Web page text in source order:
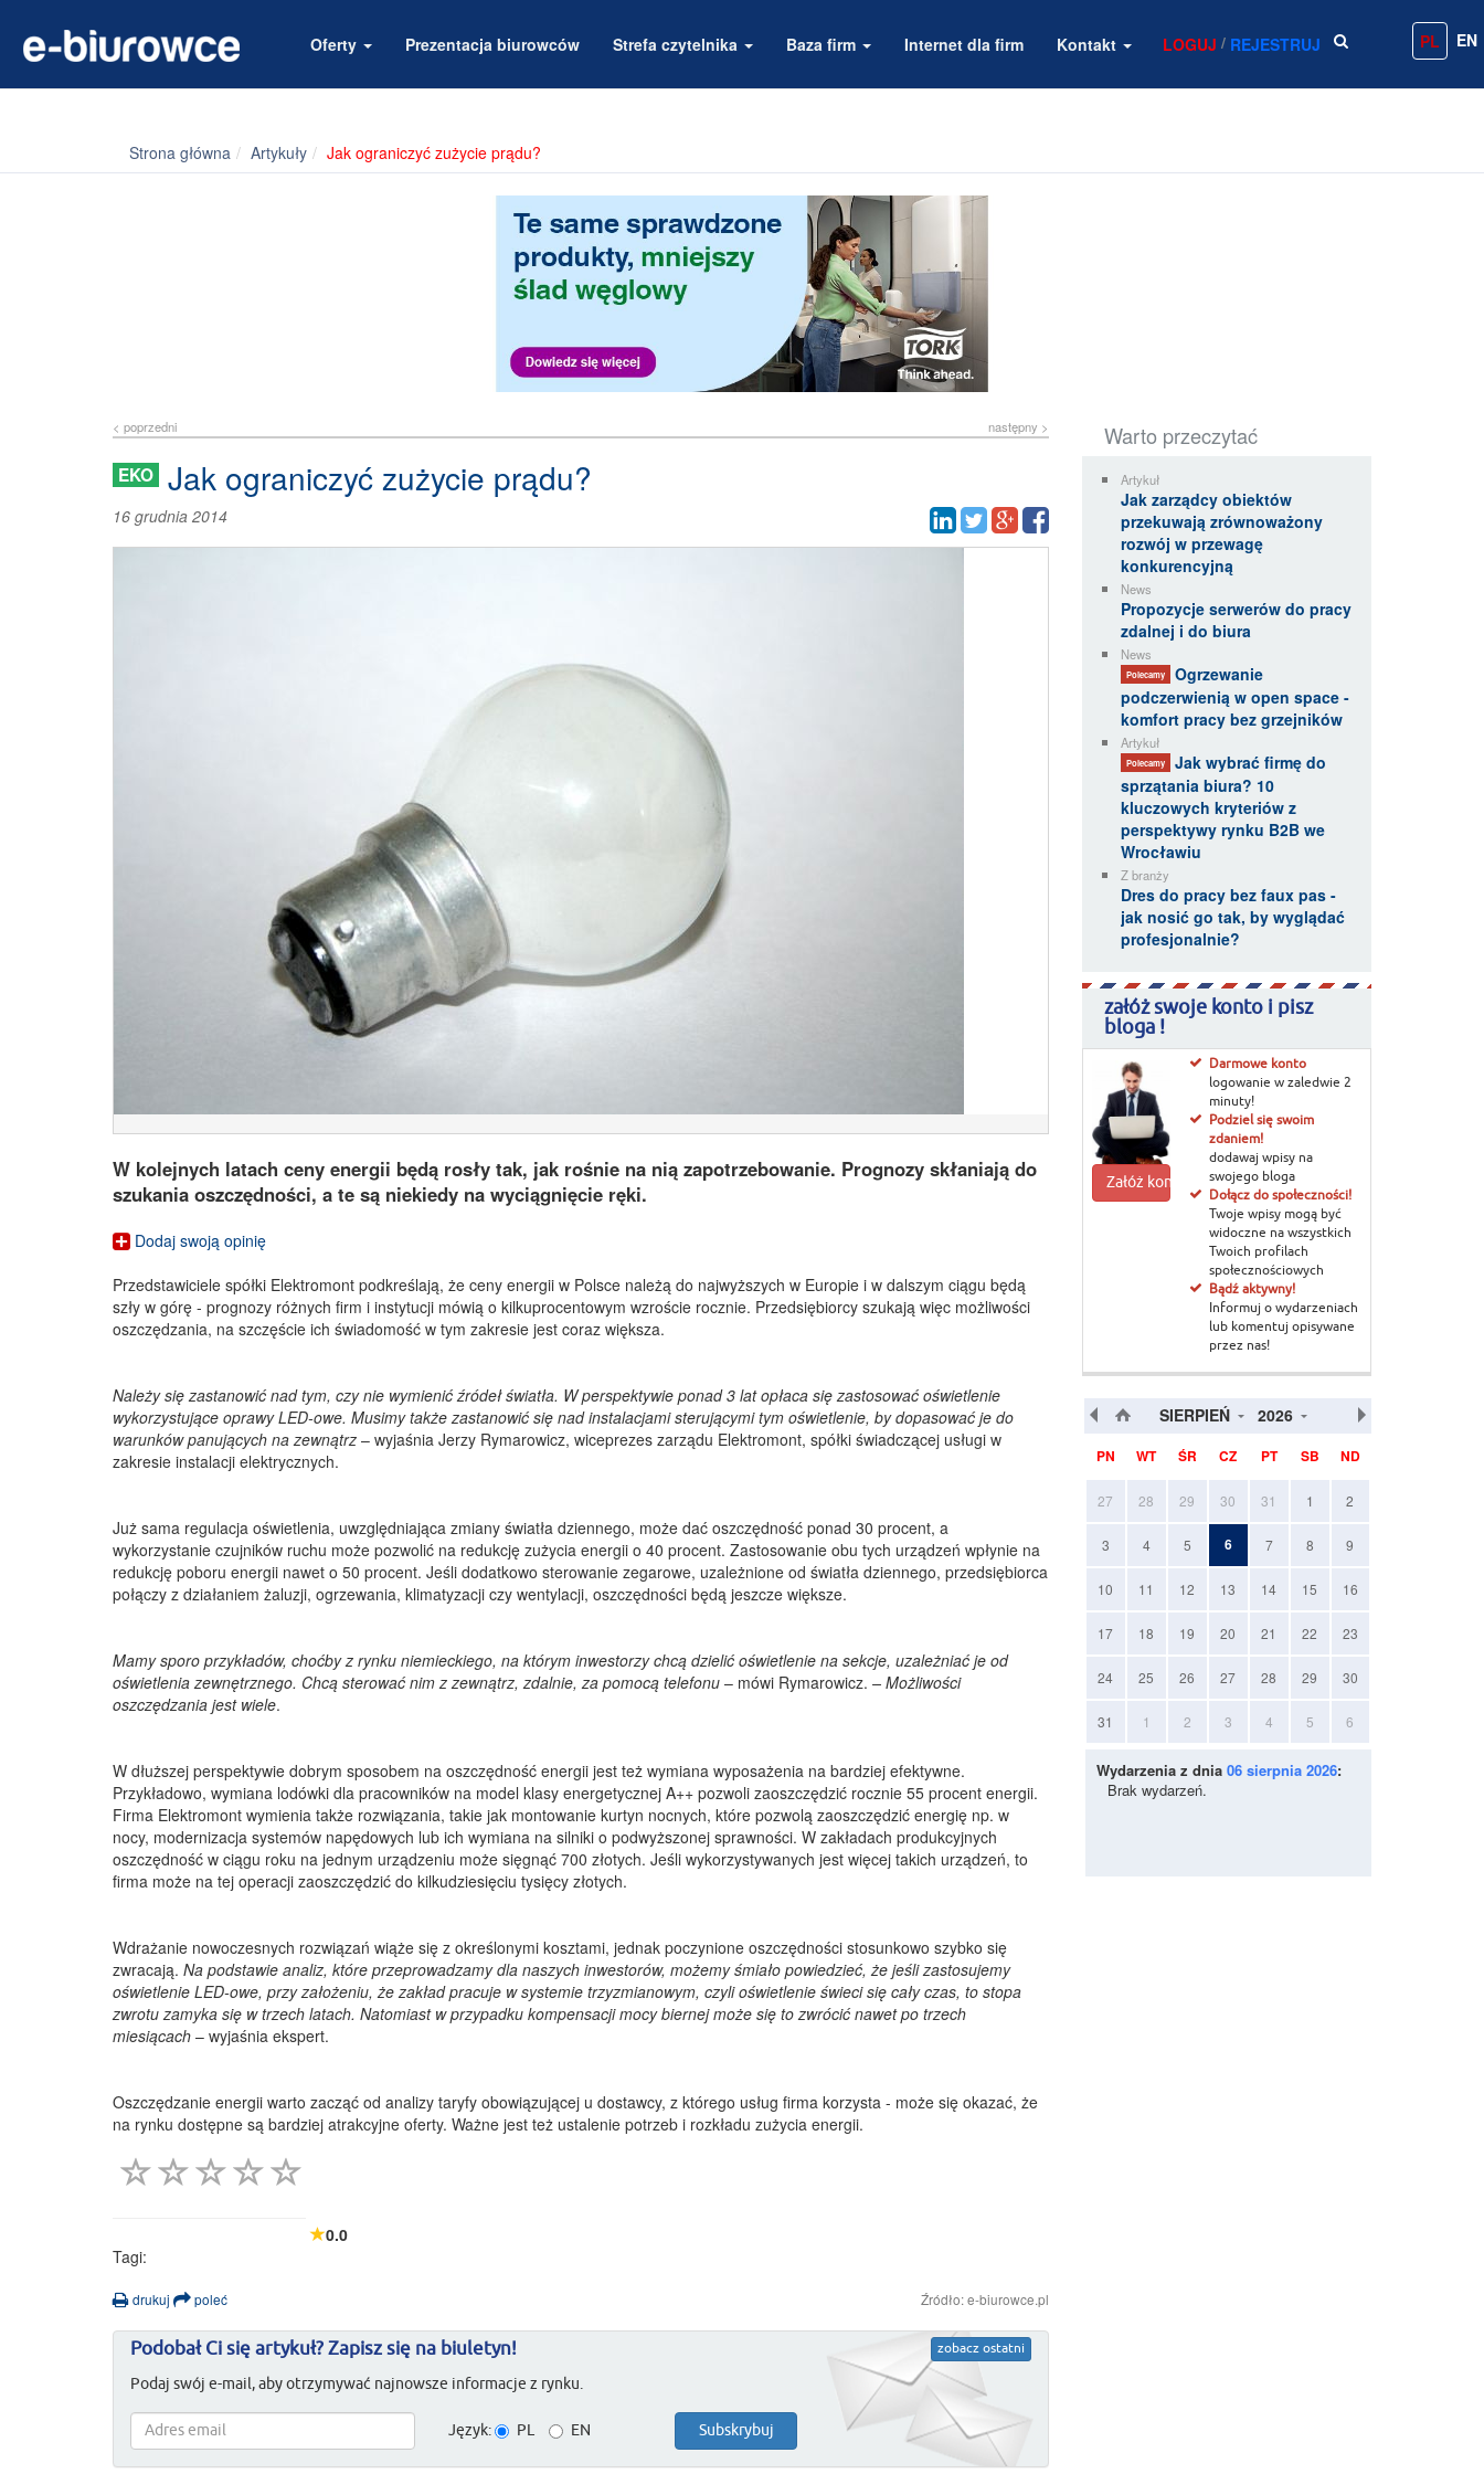
Oferty Prezentacja biurowców Strefa czytelnika Baza firm Internet dla firm Kontakt LOGUJ / REJESTRUJ PL EN
Strona główna Artykuły Jak ograniczyć zużycie prądu?
< poprzedni następny >
EKO Jak ograniczyć zużycie prądu?
16 grudnia 2014
W kolejnych latach ceny energii będą rosły tak, jak rośnie na nią zapotrzebowanie. Prognozy skłaniają do
szukania oszczędności, a te są niekiedy na wyciągnięcie ręki.
Dodaj swoją opinię
Przedstawiciele spółki Elektromont podkreślają, że ceny energii w Polsce należą do najwyższych w Europie i w dalszym ciągu będą
szły w górę - prognozy różnych firm i instytucji mówią o kilkuprocentowym wzroście rocznie. Przedsiębiorcy szukają więc możliwości
oszczędzania, na szczęście ich świadomość w tym zakresie jest coraz większa.
Należy się zastanowić nad tym, czy nie wymienić źródeł światła. W perspektywie ponad 3 lat opłaca się zastosować oświetlenie
wykorzystujące oprawy LED-owe. Musimy także zastanowić się nad instalacjami sterującymi tym oświetlenie, by dopasować je do
warunków panujących na zewnątrz – wyjaśnia Jerzy Rymarowicz, wiceprezes zarządu Elektromont, spółki świadczącej usługi w
zakresie instalacji elektrycznych.
Już sama regulacja oświetlenia, uwzględniająca zmiany światła dziennego, może dać oszczędność ponad 30 procent, a
wykorzystanie czujników ruchu może pozwolić na redukcję zużycia energii o 40 procent. Zastosowanie obu tych urządzeń wpłynie na
redukcję poboru energii nawet o 50 procent. Jeśli dodatkowo sterowanie zegarowe, uzależnione od światła dziennego, przedsiębiorca
połączy z działaniem żaluzji, ogrzewania, klimatyzacji czy wentylacji, oszczędności będą jeszcze większe.
Mamy sporo przykładów, choćby z rynku niemieckiego, na którym inwestorzy chcą dzielić oświetlenie na sekcje, uzależniać je od
oświetlenia zewnętrznego. Chcą sterować nim z zewnątrz, zdalnie, za pomocą telefonu – mówi Rymarowicz. – Możliwości
oszczędzania jest wiele.
W dłuższej perspektywie dobrym sposobem na oszczędność energii jest też wymiana wyposażenia na bardziej efektywne.
Przykładowo, wymiana lodówki dla pracowników na model klasy energetycznej A++ pozwoli zaoszczędzić rocznie 55 procent energii.
Firma Elektromont wymienia także rozwiązania, takie jak montowanie kurtyn nocnych, które pozwolą zaoszczędzić energię np. w
nocy, modernizacja systemów napędowych lub ich wymiana na silniki o podwyższonej sprawności. W zakładach produkcyjnych
oszczędność w ciągu roku na jednym urządzeniu może sięgnąć 700 złotych. Jeśli wykorzystywanych jest więcej takich urządzeń, to
firma może na tej operacji zaoszczędzić do kilkudziesięciu tysięcy złotych.
Wdrażanie nowoczesnych rozwiązań wiąże się z określonymi kosztami, jednak poczynione oszczędności stosunkowo szybko się
zwracają. Na podstawie analiz, które przeprowadzamy dla naszych inwestorów, możemy śmiało powiedzieć, że jeśli zastosujemy
oświetlenie LED-owe, przy założeniu, że zakład pracuje w systemie trzyzmianowym, czyli oświetlenie świeci się cały czas, to stopa
zwrotu zamyka się w trzech latach. Natomiast w przypadku kompensacji mocy biernej może się to zwrócić nawet po trzech
miesiącach – wyjaśnia ekspert.
Oszczędzanie energii warto zacząć od analizy taryfy obowiązującej u dostawcy, z którego usług firma korzysta - może się okazać, że
na rynku dostępne są bardziej atrakcyjne oferty. Ważne jest też ustalenie potrzeb i rozkładu zużycia energii.
0.0
Tagi:
drukuj poleć Źródło: e-biurowce.pl
zobacz ostatni
Podobał Ci się artykuł? Zapisz się na biuletyn!
Podaj swój e-mail, aby otrzymywać najnowsze informacje z rynku.
Język: PL EN
Warto przeczytać
Artykuł
Jak zarządcy obiektów
przekuwają zrównoważony
rozwój w przewagę
konkurencyjną
News
Propozycje serwerów do pracy
zdalnej i do biura
News
Polecamy
Ogrzewanie
podczerwienią w open space -
komfort pracy bez grzejników
Artykuł
Polecamy
Jak wybrać firmę do
sprzątania biura? 10
kluczowych kryteriów z
perspektywy rynku B2B we
Wrocławiu
Z branży
Dres do pracy bez faux pas -
jak nosić go tak, by wyglądać
profesjonalnie?
załóż swoje konto i pisz
bloga !
Załóż konto
Darmowe konto
logowanie w zaledwie 2
minuty!
Podziel się swoim
zdaniem!
dodawaj wpisy na
swojego bloga
Dołącz do społeczności!
Twoje wpisy mogą być
widoczne na wszystkich
Twoich profilach
społecznościowych
Bądź aktywny!
Informuj o wydarzeniach
lub komentuj opisywane
przez nas!
SIERPIEŃ 2026
PN WT ŚR CZ PT SB ND
27 28 29 30 31 1 2
3 4 5 6 7 8 9
10 11 12 13 14 15 16
17 18 19 20 21 22 23
24 25 26 27 28 29 30
31 1 2 3 4 5 6
Wydarzenia z dnia 06 sierpnia 2026:
Brak wydarzeń.